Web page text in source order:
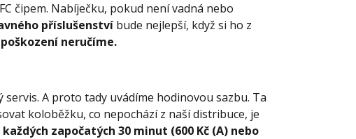
čipem. Nabíječku, pokud není vadná nebo
příslušenstvíbude nejlepší, když si ho z
neručíme.
A proto tady uvádíme hodinovou sazbu. Ta
koloběžku, co nepochází z naší distribuce, je
započatých 30 minut (600 Kč (A) nebo